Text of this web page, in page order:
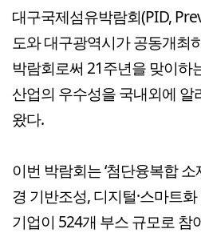
대구국제섬유박람회(PID,
도와 대구광역시가 공동개최
박람회로써 21주년을 맞이하
산업의 우수성을 국내외에 알
왔다.
이번 박람회는 ‘첨단융복합
경 기반조성, 디지털·스마트
기업이 524개 부스 규모로 참